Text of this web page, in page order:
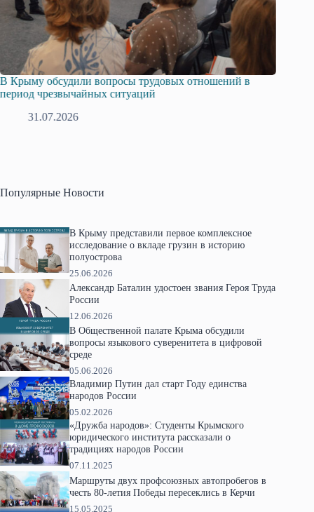
отношений в
Русская община Крыма и
профсоюзов Крыма укрепляют
Популярные Новости
В Крыму представили первое комплексное
исследование о вкладе грузин в историю
полуострова
25.06.2026
Александр Баталин удостоен звания Героя Труда
России
12.06.2026
В Общественной палате Крыма обсудили
вопросы языкового суверенитета в цифровой
среде
05.06.2026
Владимир Путин дал старт Году единства
народов России
05.02.2026
«Дружба народов»: Студенты Крымского
юридического института рассказали о
традициях народов России
07.11.2025
Маршруты двух профсоюзных автопробегов в
честь 80-летия Победы пересеклись в Керчи
15.05.2025